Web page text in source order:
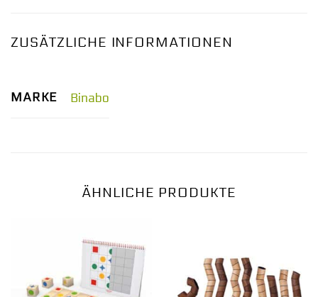
ZUSÄTZLICHE INFORMATIONEN
MARKE Binabo
ÄHNLICHE PRODUKTE